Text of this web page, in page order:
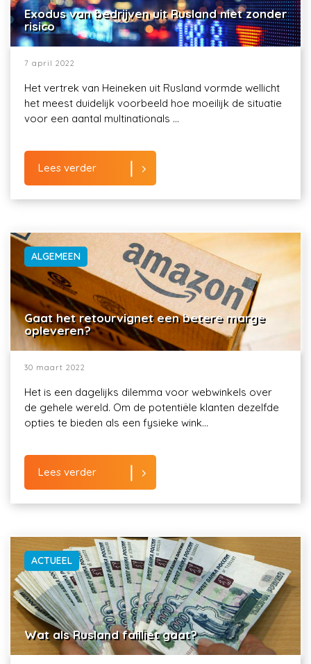
Exodus van bedrijven uit Rusland niet zonder
risico
7 april 2022
Het vertrek van Heineken uit Rusland vormde wellicht
het meest duidelijk voorbeeld hoe moeilijk de situatie
voor een aantal multinationals ...
Lees verder
ALGEMEEN
Gaat het retourvignet een betere marge
opleveren?
30 maart 2022
Het is een dagelijks dilemma voor webwinkels over
de gehele wereld. Om de potentiële klanten dezelfde
opties te bieden als een fysieke wink...
Lees verder
ACTUEEL
Wat als Rusland failliet gaat?